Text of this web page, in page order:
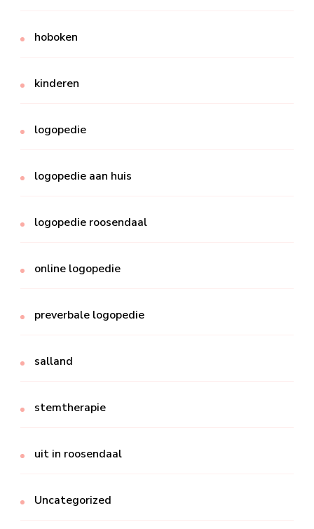
hoboken
kinderen
logopedie
logopedie aan huis
logopedie roosendaal
online logopedie
preverbale logopedie
salland
stemtherapie
uit in roosendaal
Uncategorized